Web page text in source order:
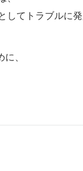
てトラブルに発
、